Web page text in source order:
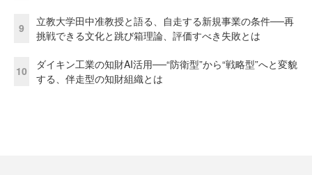
9
立教大学田中准教授と語る、自走する新規事業の条件──再
挑戦できる文化と跳び箱理論、評価すべき失敗とは
10
ダイキン工業の知財AI活用──“防衛型”から“戦略型”へと変貌
する、伴走型の知財組織とは